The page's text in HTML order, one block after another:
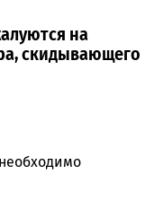
на
скидывающего